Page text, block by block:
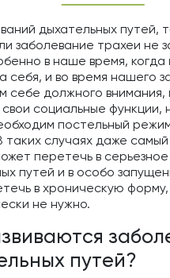
дыхательных путей,
заболевание трахеи не
в наше время, когда
себя, и во время нашего
себе должного
свои социальные функции,
постельный
таких случаях даже
перетечь в
путей и в особо
в хроническую
не нужно.
путей?